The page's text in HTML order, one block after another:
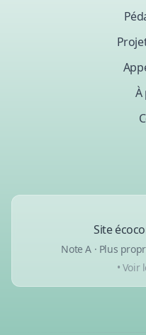
À
Site
Note A · Plus
• Voir